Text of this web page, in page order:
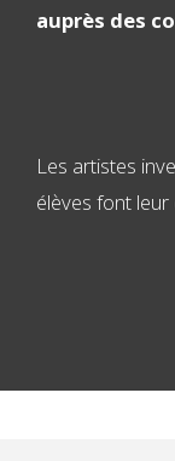
auprès des
Les artistes
élèves font